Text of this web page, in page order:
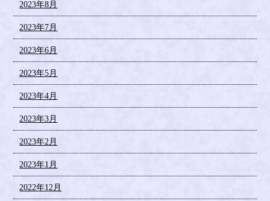
2023年8月
2023年7月
2023年6月
2023年5月
2023年4月
2023年3月
2023年2月
2023年1月
2022年12月